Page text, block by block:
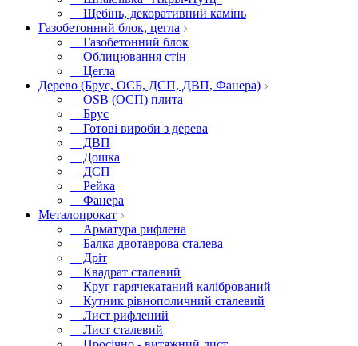
Щебінь, декоративний камінь
Газобетонний блок, цегла
Газобетонний блок
Облицювання стін
Цегла
Дерево (Брус, ОСБ, ДСП, ДВП, Фанера)
OSB (ОСП) плита
Брус
Готові вироби з дерева
ДВП
Дошка
ДСП
Рейка
Фанера
Металопрокат
Арматура рифлена
Балка двотаврова сталева
Дріт
Квадрат сталевий
Круг гарячекатаний калібрований
Кутник рівнополичний сталевий
Лист рифлений
Лист сталевий